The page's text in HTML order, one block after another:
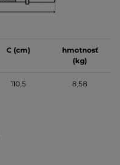
C (cm)
hmotnosť
(kg)
110,5 8,58